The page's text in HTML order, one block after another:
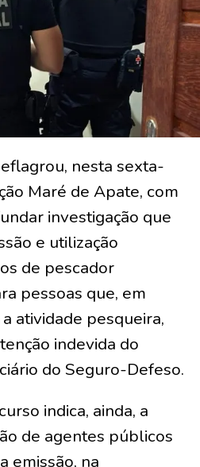
nesta sexta-
Maré de Apate, com
investigação que
e utilização
de pescador
pessoas que, em
atividade pesqueira,
indevida do
do Seguro-Defeso.
indica, ainda, a
de agentes públicos
emissão, na